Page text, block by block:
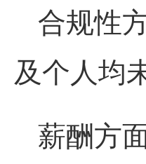
合规性
及个人均
薪酬方